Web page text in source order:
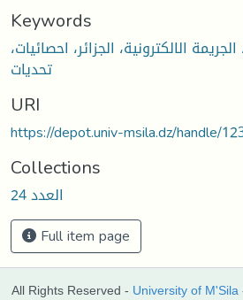
Keywords
الالكترونية، الجزائر، احصائيات،
تحديات
URI
https://depot.univ-msila.dz/handle/
Collections
العدد 24
Full item page
All Rights Reserved - University of M'Sila